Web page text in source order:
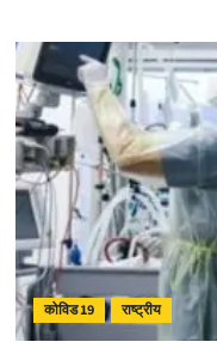
बच्चों
की
वैक्सीन
को
लेकर
आज
राज्यों
की
बड़ी
मीटिंग,
जानें-
वैक्सीनेशन
के
कोविड 19 राष्ट्रीय